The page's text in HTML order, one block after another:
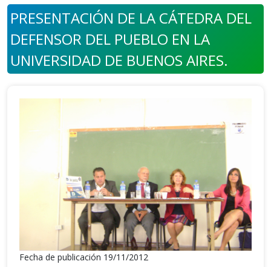
PRESENTACIÓN DE LA CÁTEDRA DEL
DEFENSOR DEL PUEBLO EN LA
UNIVERSIDAD DE BUENOS AIRES.
Fecha de publicación 19/11/2012